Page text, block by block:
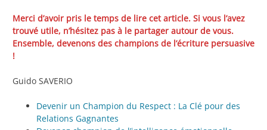
Merci d’avoir pris le temps de lire cet article. Si vous l’avez
trouvé utile, n’hésitez pas à le partager autour de vous.
Ensemble, devenons des champions de l’écriture persuasive
!
Guido SAVERIO
Devenir un Champion du Respect : La Clé pour des
Relations Gagnantes